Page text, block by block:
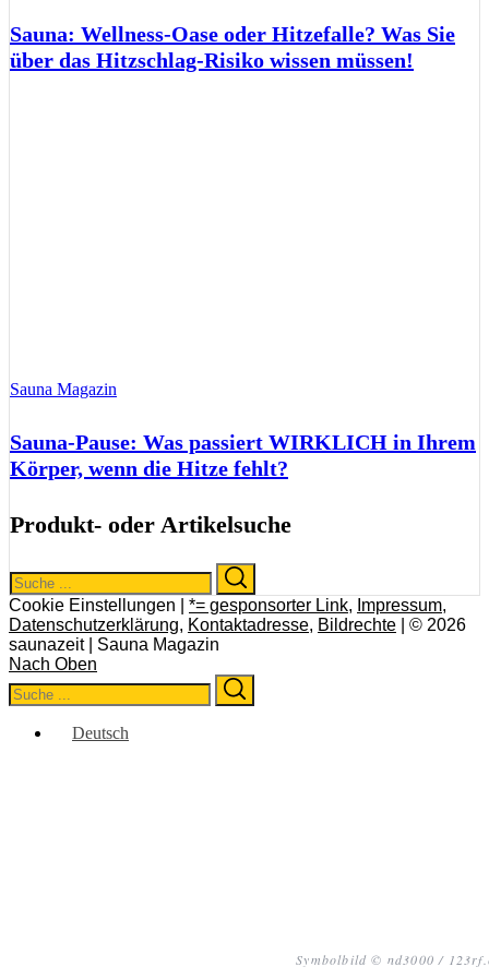
Symbolbild © nd3000 /
Sauna: Wellness-Oase oder Hitzefalle? Was Sie
über das Hitzschlag-Risiko wissen müssen!
Sauna Magazin
Sauna-Pause: Was passiert WIRKLICH in Ihrem
Körper, wenn die Hitze fehlt?
Produkt- oder Artikelsuche
Search
for:
Cookie Einstellungen | *= gesponsorter Link, Impressum,
Datenschutzerklärung, Kontaktadresse, Bildrechte | © 2026
saunazeit | Sauna Magazin
Nach Oben
Search
for:
Deutsch